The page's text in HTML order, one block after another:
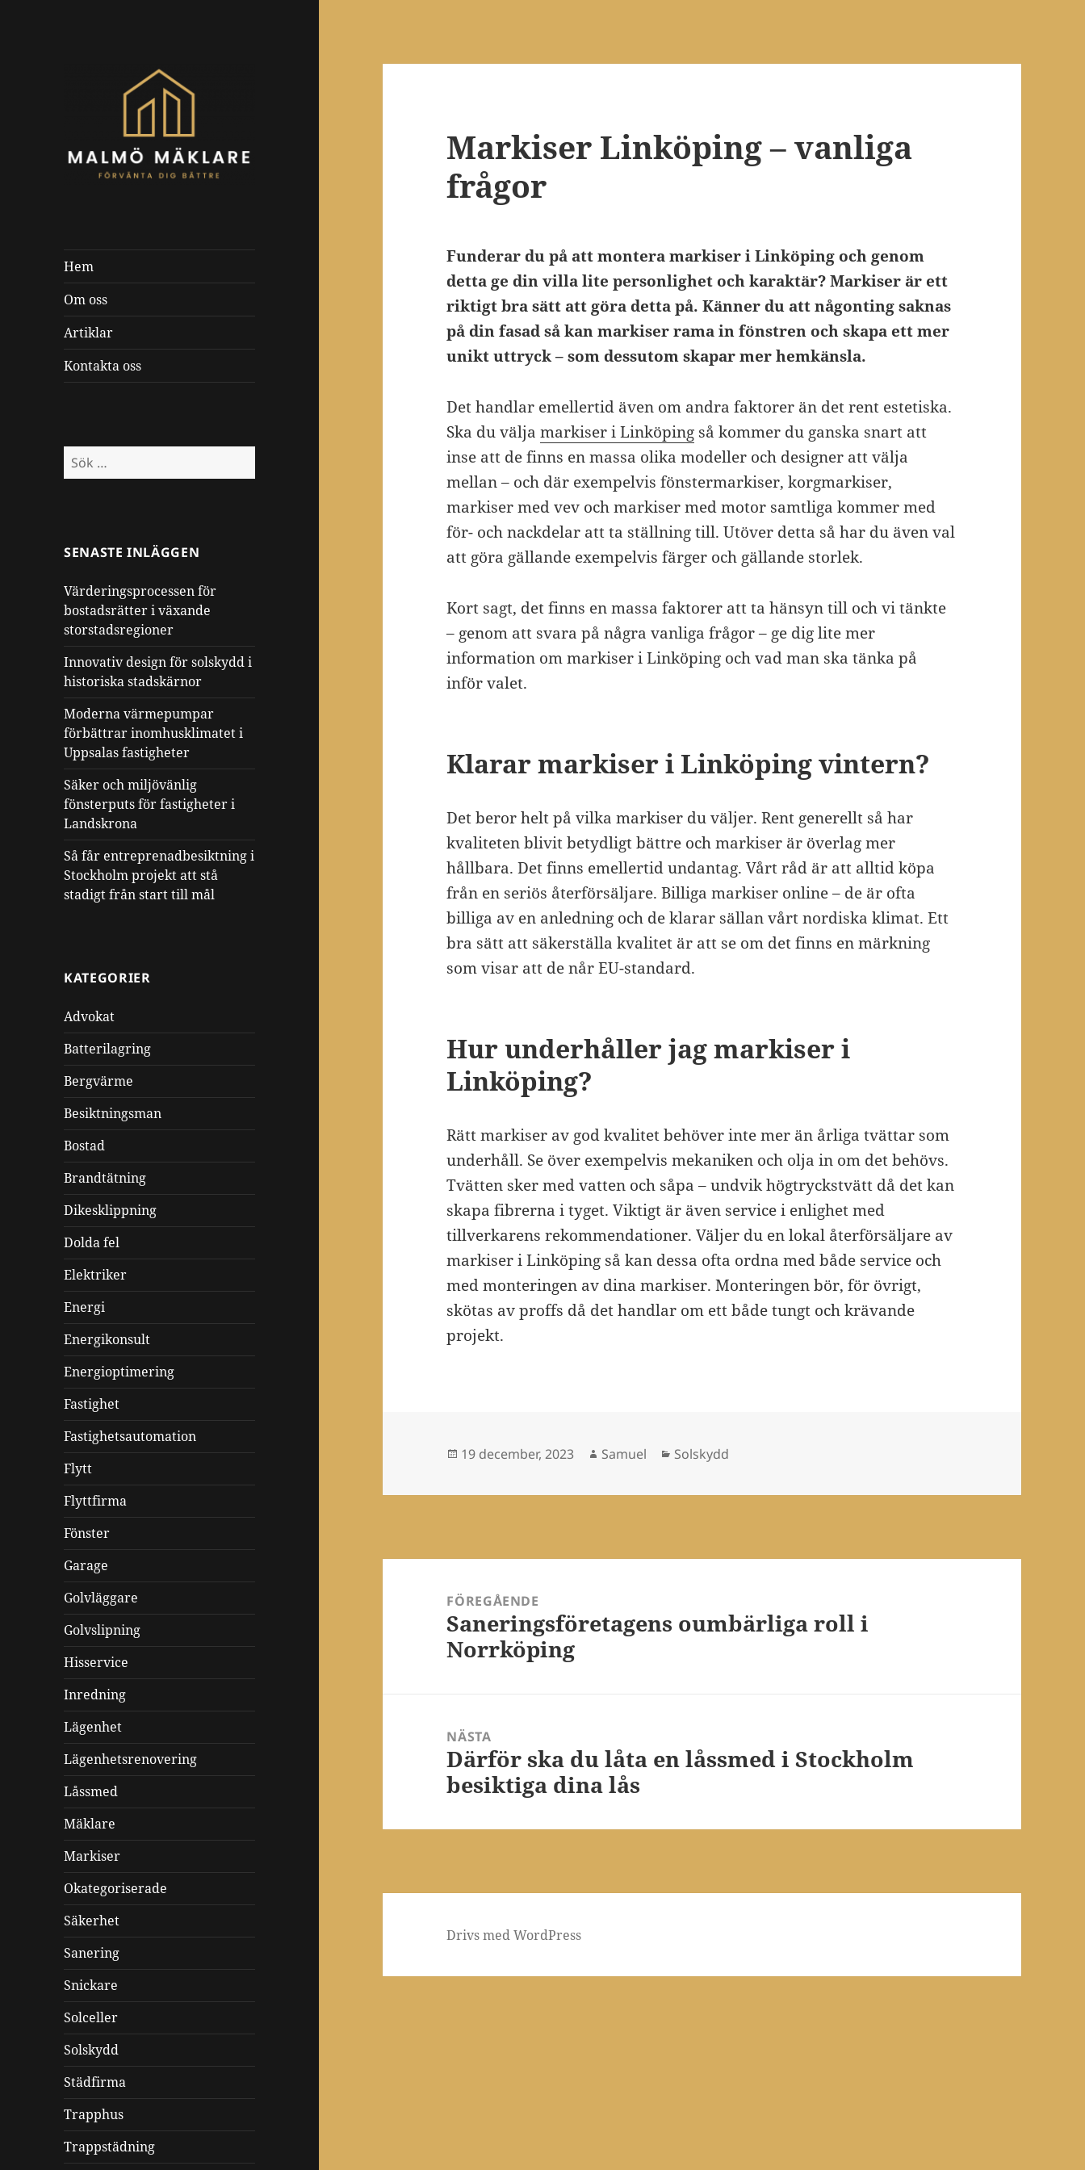
Hem
Om oss
Artiklar
Kontakta oss
Sök
efter:
SENASTE INLÄGGEN
Värderingsprocessen för
bostadsrätter i växande
storstadsregioner
Innovativ design för solskydd i
historiska stadskärnor
Moderna värmepumpar
förbättrar inomhusklimatet i
Uppsalas fastigheter
Säker och miljövänlig
fönsterputs för fastigheter i
Landskrona
Så får entreprenadbesiktning i
Stockholm projekt att stå
stadigt från start till mål
KATEGORIER
Advokat
Batterilagring
Bergvärme
Besiktningsman
Bostad
Brandtätning
Dikesklippning
Dolda fel
Elektriker
Energi
Energikonsult
Energioptimering
Fastighet
Fastighetsautomation
Flytt
Flyttfirma
Fönster
Garage
Golvläggare
Golvslipning
Hisservice
Inredning
Lägenhet
Lägenhetsrenovering
Låssmed
Mäklare
Markiser
Okategoriserade
Säkerhet
Sanering
Snickare
Solceller
Solskydd
Städfirma
Trapphus
Trappstädning
Markiser Linköping – vanliga
frågor
Funderar du på att montera markiser i Linköping och genom
detta ge din villa lite personlighet och karaktär? Markiser är ett
riktigt bra sätt att göra detta på. Känner du att någonting saknas
på din fasad så kan markiser rama in fönstren och skapa ett mer
unikt uttryck – som dessutom skapar mer hemkänsla.
Det handlar emellertid även om andra faktorer än det rent estetiska.
Ska du väljamarkiser i Linköping så kommer du ganska snart att
inse att de finns en massa olika modeller och designer att välja
mellan – och där exempelvis fönstermarkiser, korgmarkiser,
markiser med vev och markiser med motor samtliga kommer med
för- och nackdelar att ta ställning till. Utöver detta så har du även val
att göra gällande exempelvis färger och gällande storlek.
Kort sagt, det finns en massa faktorer att ta hänsyn till och vi tänkte
– genom att svara på några vanliga frågor – ge dig lite mer
information om markiser i Linköping och vad man ska tänka på
inför valet.
Klarar markiser i Linköping vintern?
Det beror helt på vilka markiser du väljer. Rent generellt så har
kvaliteten blivit betydligt bättre och markiser är överlag mer
hållbara. Det finns emellertid undantag. Vårt råd är att alltid köpa
från en seriös återförsäljare. Billiga markiser online – de är ofta
billiga av en anledning och de klarar sällan vårt nordiska klimat. Ett
bra sätt att säkerställa kvalitet är att se om det finns en märkning
som visar att de når EU-standard.
Hur underhåller jag markiser i
Linköping?
Rätt markiser av god kvalitet behöver inte mer än årliga tvättar som
underhåll. Se över exempelvis mekaniken och olja in om det behövs.
Tvätten sker med vatten och såpa – undvik högtryckstvätt då det kan
skapa fibrerna i tyget. Viktigt är även service i enlighet med
tillverkarens rekommendationer. Väljer du en lokal återförsäljare av
markiser i Linköping så kan dessa ofta ordna med både service och
med monteringen av dina markiser. Monteringen bör, för övrigt,
skötas av proffs då det handlar om ett både tungt och krävande
projekt.
Postat
19 december, 2023 Författare
Samuel Kategorier
Solskydd
FÖREGÅENDE
Föregående
inlägg:
Saneringsföretagens oumbärliga roll i
Norrköping
NÄSTA
Nästa
inlägg:
Därför ska du låta en låssmed i Stockholm
besiktiga dina lås
Drivs med WordPress